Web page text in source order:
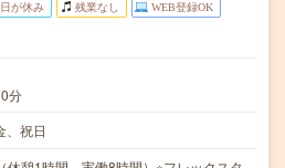
が休み 残業なし WEB登録OK
分
、祝日